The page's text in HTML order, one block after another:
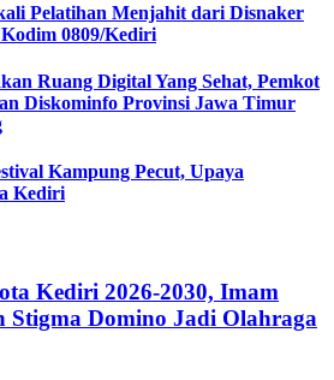
Pelatihan Menjahit dari Disnaker
0809/Kediri
Ruang Digital Yang Sehat, Pemkot
Diskominfo Provinsi Jawa Timur
Kampung Pecut, Upaya
Kediri
Kediri 2026-2030, Imam
Stigma Domino Jadi Olahraga